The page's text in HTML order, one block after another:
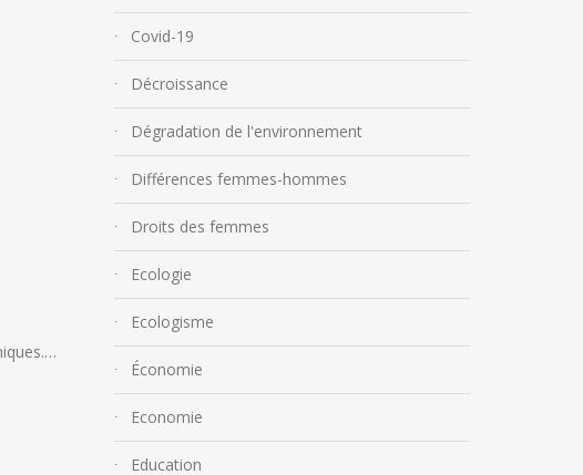
Covid-19
Décroissance
Dégradation de l'environnement
Différences femmes-hommes
Droits des femmes
Ecologie
Ecologisme
Économie
Economie
Education